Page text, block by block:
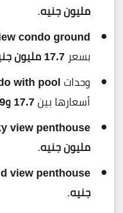
مليون جنيه.
condo ground
بسعر 17.7 مليون جنيه
وحدات with pool
أسعارها بين17.7 و18.9 مليون جنيه
view penthouse
مليون جنيه.
view penthouse
جنيه.